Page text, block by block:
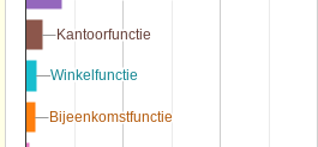
Kantoorfunctie
Kantoorfunctie
Winkelfunctie
Winkelfunctie
Bijeenkomstfunctie
Bijeenkomstfunctie